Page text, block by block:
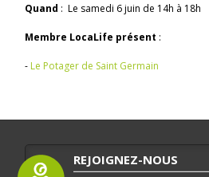
Quand : Le samedi 6 juin de 14h à 18h
Membre LocaLife présent :
- Le Potager de Saint Germain
REJOIGNEZ-NOUS